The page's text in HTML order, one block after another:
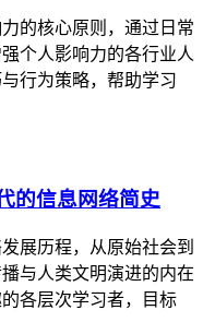
的核心原则，通过日常
个人影响力的各行业人
行为策略，帮助学习
的信息网络简史
展历程，从原始社会到
与人类文明演进的内在
各层次学习者，目标